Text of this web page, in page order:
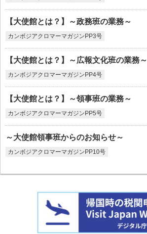
【大使館とは？】～政務班の業務～
カンボジアクロマーマガジンPP3号
【大使館とは？】～広報文化班の業務～
カンボジアクロマーマガジンPP4号
【大使館とは？】～領事班の業務～
カンボジアクロマーマガジンPP5号
～大使館領事班からのお知らせ～
カンボジアクロマーマガジンPP10号